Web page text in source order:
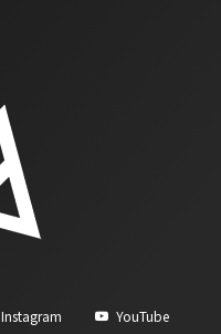
Instagram YouTube